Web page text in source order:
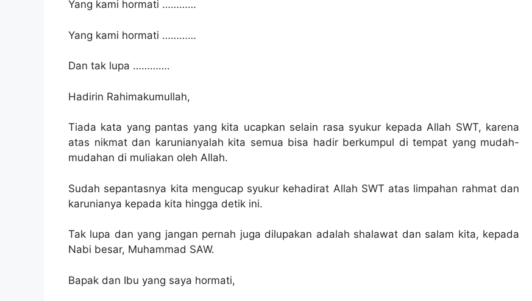
Yang kami hormati …………
Yang kami hormati …………
Dan tak lupa ………….
Hadirin Rahimakumullah,
Tiada kata yang pantas yang kita ucapkan selain rasa syukur kepada Allah SWT, karena
atas nikmat dan karunianyalah kita semua bisa hadir berkumpul di tempat yang mudah-
mudahan di muliakan oleh Allah.
Sudah sepantasnya kita mengucap syukur kehadirat Allah SWT atas limpahan rahmat dan
karunianya kepada kita hingga detik ini.
Tak lupa dan yang jangan pernah juga dilupakan adalah shalawat dan salam kita, kepada
Nabi besar, Muhammad SAW.
Bapak dan Ibu yang saya hormati,